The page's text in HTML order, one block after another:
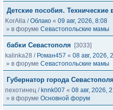
Детские пособия. Технические
KorAlla /Облако « 09 авг, 2026, 8:08
» в форуме Севастопольские мамы
бабки Севастополя
[3033]
kalinka28 / Роман457 « 08 авг, 2026,
» в форуме Севастопольские мамы
Губернатор города
пехотинец / knnk007 « 08 авг, 2026,
» в форуме Основной форум